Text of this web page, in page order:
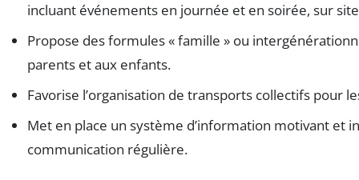
incluant événements en journée et en soirée, sur
Propose des formules « famille » ou
parents et aux enfants.
Favorise l’organisation de transports collectifs pour
Met en place un système d’information motivant et
communication régulière.